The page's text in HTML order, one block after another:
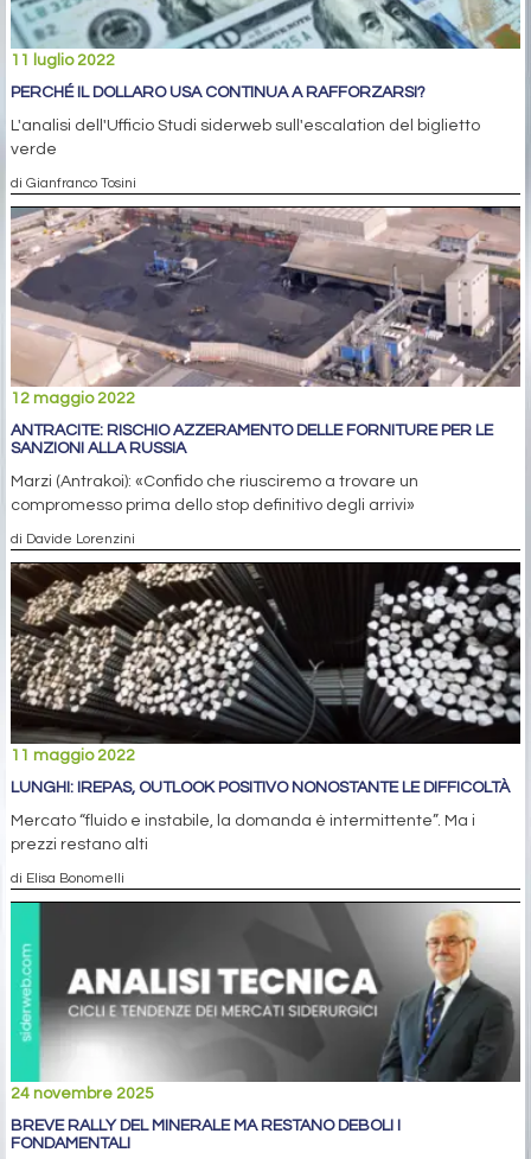
11 luglio 2022
PERCHÉ IL DOLLARO USA CONTINUA A RAFFORZARSI?
L'analisi dell'Ufficio Studi siderweb sull'escalation del biglietto
verde
di Gianfranco Tosini
12 maggio 2022
ANTRACITE: RISCHIO AZZERAMENTO DELLE FORNITURE PER LE
SANZIONI ALLA RUSSIA
Marzi (Antrakoi): «Confido che riusciremo a trovare un
compromesso prima dello stop definitivo degli arrivi»
di Davide Lorenzini
11 maggio 2022
LUNGHI: IREPAS, OUTLOOK POSITIVO NONOSTANTE LE DIFFICOLTÀ
Mercato “fluido e instabile, la domanda è intermittente”. Ma i
prezzi restano alti
di Elisa Bonomelli
24 novembre 2025
BREVE RALLY DEL MINERALE MA RESTANO DEBOLI I
FONDAMENTALI